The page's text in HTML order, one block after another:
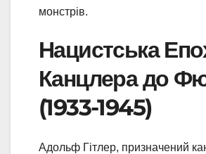
монстрів.
Нацистська
Канцлера до
(1933-1945)
Адольф Гітлер, призначений